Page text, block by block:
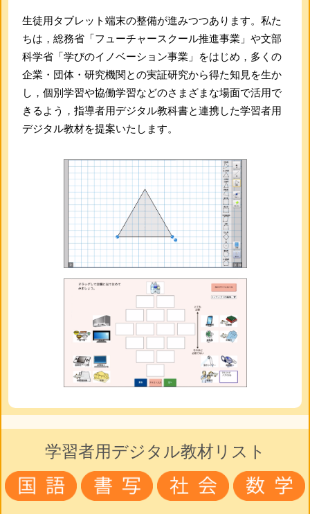
生徒用タブレット端末の整備が進みつつあります。私た
ちは，総務省「フューチャースクール推進事業」や文部
科学省「学びのイノベーション事業」をはじめ，多くの
企業・団体・研究機関との実証研究から得た知見を生か
し， 個別学習や協働学習などのさまざまな場面で活用で
きるよう，指導者用デジタル教科書と連携した学習者用
デジタル教材を提案いたします。
学習者用デジタル教材リスト